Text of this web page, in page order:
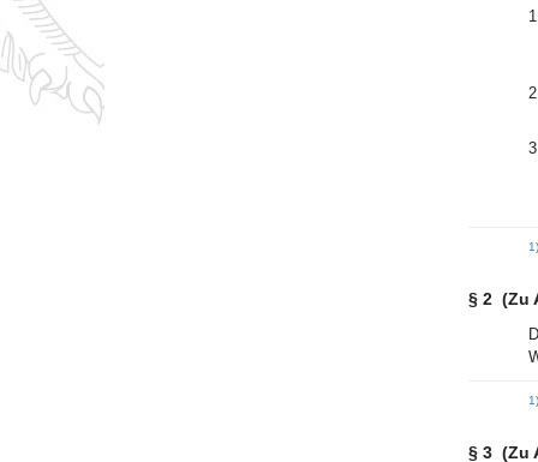
§ 2 (Zu
§ 3 (Zu